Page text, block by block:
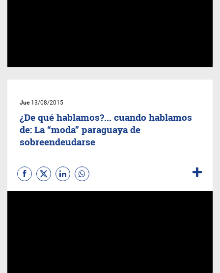
Jue13/08/2015
¿De qué hablamos?... cuando hablamos
de: La “moda” paraguaya de
sobreendeudarse